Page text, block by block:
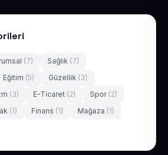
(7) Sağlık (7)
Eğitim (5) Güzellik (3)
(3) E-Ticaret (2) Spor (2)
(1) Finans (1) Mağaza (1)